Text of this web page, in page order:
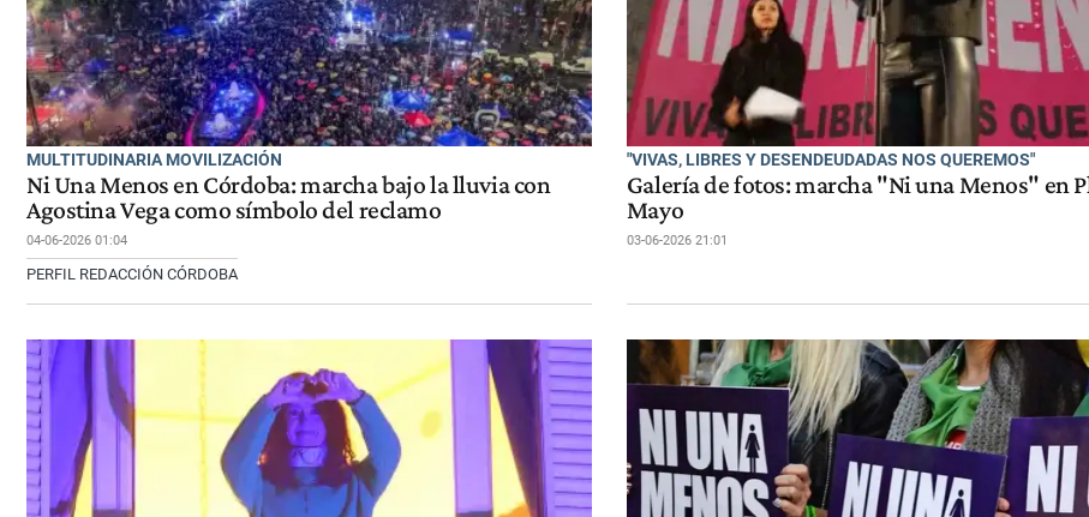
MULTITUDINARIA MOVILIZACIÓN
Ni Una Menos en Córdoba: marcha bajo la lluvia con
Agostina Vega como símbolo del reclamo
04-06-2026 01:04
PERFIL REDACCIÓN CÓRDOBA
"VIVAS, LIBRES Y DESENDEUDADAS NOS QUEREMOS"
Galería de fotos: marcha "Ni una Menos" en
Mayo
03-06-2026 21:01